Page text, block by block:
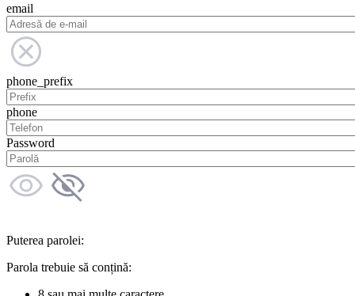
email
phone_prefix
phone
Password
Puterea parolei:
Parola trebuie să conțină: